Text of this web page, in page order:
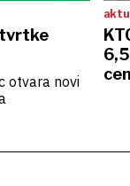
tvrtke
otvara novi